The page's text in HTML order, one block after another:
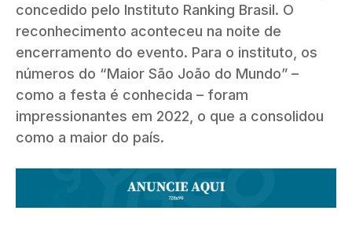
concedido pelo Instituto Ranking Brasil. O
reconhecimento aconteceu na noite de
encerramento do evento. Para o instituto, os
números do “Maior São João do Mundo” –
como a festa é conhecida – foram
impressionantes em 2022, o que a consolidou
como a maior do país.